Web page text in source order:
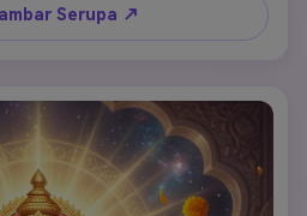
Serupa ↗